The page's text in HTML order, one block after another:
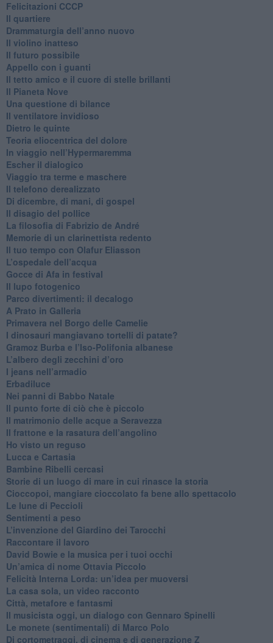
Felicitazioni CCCP
​Il quartiere
​Drammaturgia dell’anno nuovo
​Il violino inatteso
​Il futuro possibile
​Appello con i guanti
​Il tetto amico e il cuore di stelle brillanti
​Il Pianeta Nove
​Una questione di bilance
​Il ventilatore invidioso
​Dietro le quinte
​Teoria eliocentrica del dolore
In viaggio nell’Hypermaremma
​Escher il dialogico
​Viaggio tra terme e maschere
Il telefono derealizzato
​Di dicembre, di mani, di gospel
​Il disagio del pollice
​La filosofia di Fabrizio de André
Memorie di un clarinettista redento
​Il tuo tempo con Olafur Eliasson
​L’ospedale dell’acqua
​Gocce di Afa in festival
​Il lupo fotogenico
​Parco divertimenti: il decalogo
​A Prato in Galleria
​Primavera nel Borgo delle Camelie
I dinosauri mangiavano tortelli di patate?
​Gramoz Burba e l’Iso-Polifonia albanese
L’albero degli zecchini d’oro
​I jeans nell’armadio
Erbadiluce
Nei panni di Babbo Natale
​Il punto forte di ciò che è piccolo
​Il matrimonio delle acque a Seravezza
​Il frattone e la rasatura dell’angolino
​Ho visto un reguso
Lucca e Cartasia
Bambine Ribelli cercasi
Storie di un luogo di mare in cui rinasce la storia
Cioccopoi, mangiare cioccolato fa bene allo spettacolo
​Le lune di Peccioli
​Sentimenti a peso
​L’invenzione del Giardino dei Tarocchi
​Raccontare il lavoro
David Bowie e la musica per i tuoi occhi
Un’amica di nome Ottavia Piccolo
​Felicità Interna Lorda: un’idea per muoversi
​La casa sola, un video racconto
​Città, metafore e fantasmi
Il musicista oggi, un dialogo con Gennaro Spinelli
Le monete (sentimentali) di Marco Polo
​Di cortometraggi, di cinema e di generazione Z